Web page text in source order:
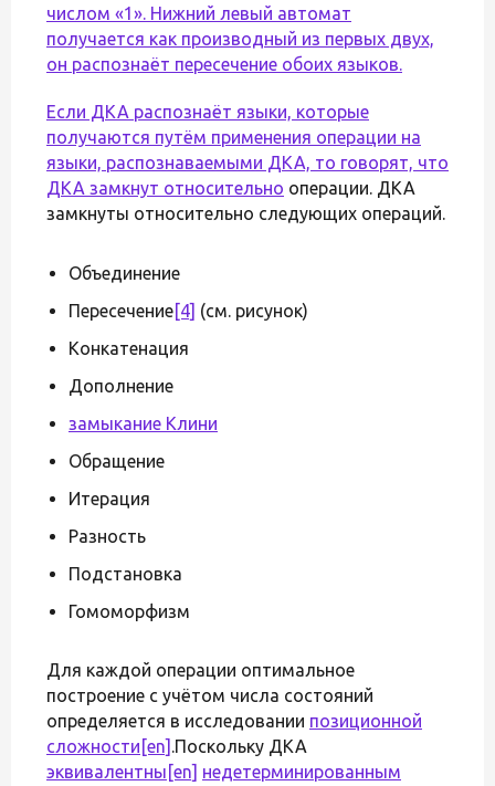
числом «1». Нижний левый автомат
получается как производный из первых двух,
он распознаёт пересечение обоих языков.
Если ДКА распознаёт языки, которые
получаются путём применения операции на
языки, распознаваемыми ДКА, то говорят, что
ДКА замкнут относительно операции. ДКА
замкнуты относительно следующих операций.
Объединение
Пересечение[4] (см. рисунок)
Конкатенация
Дополнение
замыкание Клини
Обращение
Итерация
Разность
Подстановка
Гомоморфизм
Для каждой операции оптимальное
построение с учётом числа состояний
определяется в исследовании позиционной
сложности [en] .Поскольку ДКА
эквивалентны [en] недетерминированным